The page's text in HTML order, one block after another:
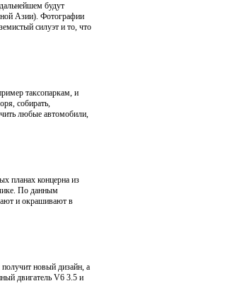
будут
Азии). Фотографии
силуэт и то, что
таксопаркам, и
собирать,
любые автомобили,
планах концерна из
По данным
и окрашивают в
новый дизайн, а
двигатель V6 3.5 и